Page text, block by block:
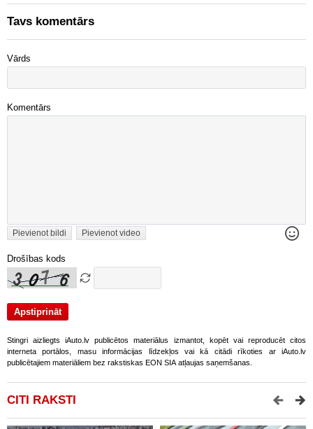
Tavs komentārs
Vārds
Komentārs
Pievienot bildi Pievienot video
Drošības kods
Stingri aizliegts iAuto.lv publicētos materiālus izmantot, kopēt vai reproducēt citos
interneta portālos, masu informācijas līdzekļos vai kā citādi rīkoties ar iAuto.lv
publicētajiem materiāliem bez rakstiskas EON SIA atļaujas saņemšanas.
CITI RAKSTI